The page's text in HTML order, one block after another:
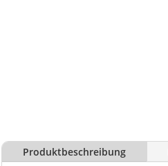
Produktbeschreibung